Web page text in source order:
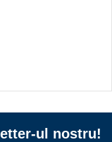
ul nostru!